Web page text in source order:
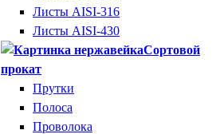
Листы AISI-316
Листы AISI-430
Сортовой
прокат
Прутки
Полоса
Проволока